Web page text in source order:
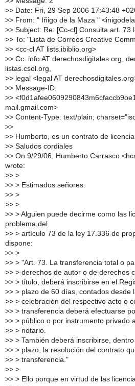
>> Date: Fri, 29 Sep 2006 17:43:48
>> From: " Iñigo de la Maza "
>> Subject: Re: [Cc-cl] Consulta art. 73
>> To: "Lista de Correos Creative
>> <cc-cl AT lists.ibiblio.org>
>> Cc: info AT derechosdigitales.org,
listas.csol.org,
>> legal <legal AT
>> Message-ID:
>>
mail.gmail.com>
>> Content-Type: text/plain;
>>
>> Humberto, es un contrato de licencia.
>> Saludos cordiales
>> On 9/29/06, Humberto Carrasco
wrote:
>> >
>> > Estimados señores:
>> >
>> >
>> > Alguien puede decirme como las
problema del
>> > artículo 73 de la ley 17.336 de
dispone:
>> >
>> > "Art. 73. La transferencia total o
>> > derechos de autor o de derechos
>> > título, deberá inscribirse en el
>> > plazo de 60 días, contados desde
>> > celebración del respectivo acto o
>> > transferencia deberá efectuarse
>> > público o por instrumento privado
>> > notario.
>> > También deberá inscribirse,
>> > plazo, la resolución del contrato
>> > transferencia."
>> >
>> > Ello porque en virtud de las